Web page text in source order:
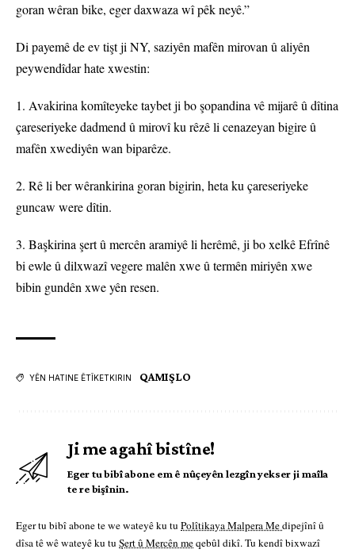
goran wêran bike, eger daxwaza wî pêk neyê.”
Di payemê de ev tişt ji NY, saziyên mafên mirovan û aliyên
peywendîdar hate xwestin:
1. Avakirina komîteyeke taybet ji bo şopandina vê mijarê û dîtina
çareseriyeke dadmend û mirovî ku rêzê li cenazeyan bigire û
mafên xwediyên wan biparêze.
2. Rê li ber wêrankirina goran bigirin, heta ku çareseriyeke
guncaw were dîtin.
3. Başkirina şert û mercên aramiyê li herêmê, ji bo xelkê Efrînê
bi ewle û dilxwazî vegere malên xwe û termên miriyên xwe
bibin gundên xwe yên resen.
YÊN HATINE ÊTÎKETKIRIN QAMIŞLO
Ji me agahî bistîne!
Eger tu bibî abone em ê nûçeyên lezgîn yekser ji maîla
te re bişînin.
Eger tu bibî abone te we wateyê ku tu Polîtikaya Malpera Medipejînî û
dîsa tê wê wateyê ku tu Şert û Mercên meqebûl dikî. Tu kendî bixwazî